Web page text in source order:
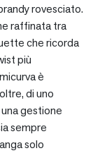
rovesciato.
raffinata tra
che ricorda
più
è
di uno
gestione
sempre
solo